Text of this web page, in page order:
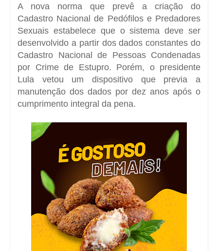
A nova norma que prevê a criação do
Cadastro Nacional de Pedófilos e Predadores
Sexuais estabelece que o sistema deve ser
desenvolvido a partir dos dados constantes do
Cadastro Nacional de Pessoas Condenadas
por Crime de Estupro. Porém, o presidente
Lula vetou um dispositivo que previa a
manutenção dos dados por dez anos após o
cumprimento integral da pena.